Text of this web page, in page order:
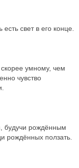
свет в его конце.
скорее умному, чем
чувство
будучи рождённым
рождённых ползать.